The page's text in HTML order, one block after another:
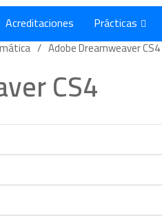
Acreditaciones Prácticas
Adobe Dreamweaver CS4
CS4